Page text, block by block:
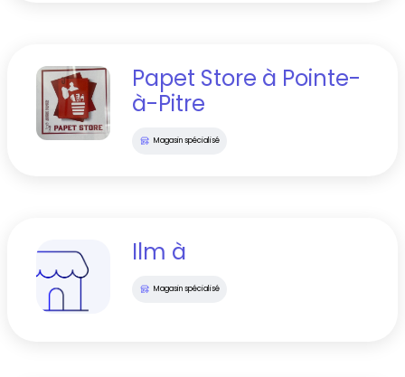
Papet Store à Pointe-
à-Pitre
Magasin spécialisé
Ilm à
Magasin spécialisé